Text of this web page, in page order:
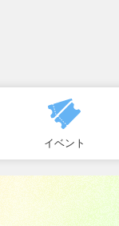
イベント